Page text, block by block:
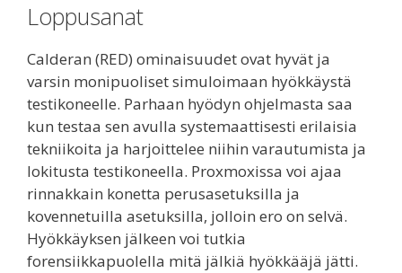
Loppusanat
Calderan (RED) ominaisuudet ovat hyvät ja
varsin monipuoliset simuloimaan hyökkäystä
testikoneelle. Parhaan hyödyn ohjelmasta saa
kun testaa sen avulla systemaattisesti erilaisia
tekniikoita ja harjoittelee niihin varautumista ja
lokitusta testikoneella. Proxmoxissa voi ajaa
rinnakkain konetta perusasetuksilla ja
kovennetuilla asetuksilla, jolloin ero on selvä.
Hyökkäyksen jälkeen voi tutkia
forensiikkapuolella mitä jälkiä hyökkääjä jätti.